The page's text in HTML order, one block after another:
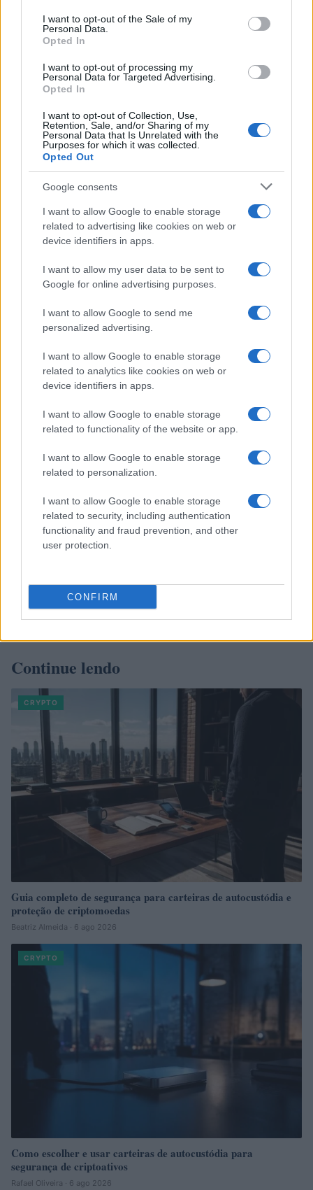
consent section.
I want to opt-out of the Sale of my
Personal Data.
Opted In
I want to opt-out of processing my
Personal Data for Targeted Advertising.
Opted In
I want to opt-out of Collection, Use,
Retention, Sale, and/or Sharing of my
Personal Data that Is Unrelated with the
Purposes for which it was collected.
Opted Out
Google consents
I want to allow Google to enable storage
related to advertising like cookies on web or
device identifiers in apps.
I want to allow my user data to be sent to
Google for online advertising purposes.
I want to allow Google to send me
personalized advertising.
I want to allow Google to enable storage
related to analytics like cookies on web or
device identifiers in apps.
I want to allow Google to enable storage
related to functionality of the website or app.
I want to allow Google to enable storage
related to personalization.
I want to allow Google to enable storage
related to security, including authentication
functionality and fraud prevention, and other
user protection.
CONFIRM
informada sobre se o preço vai subir ou descer nos
próximos dias, semanas e meses.
O mercado de criptomoedas é extremamente volátil e
difícil de prever a longo prazo, portanto, pesquisar os
fundamentos e o progresso da Rede Cere é uma tarefa
essencial antes de decidir investir qualquer quantia de
fundos a longo prazo com o objetivo de mantê-los por
meses ou anos. Ao analisar o preço da Rede Cere para
formar uma previsão de preço para o curto ou longo prazo,
é essencial levar em consideração a análise técnica e
fundamental.
AUTOR
Giorgia Stromeo
Continue lendo
CRYPTO
Guia completo de segurança para carteiras de autocustódia e
proteção de criptomoedas
Beatriz Almeida · 6 ago 2026
CRYPTO
Como escolher e usar carteiras de autocustódia para
segurança de criptoativos
Rafael Oliveira · 6 ago 2026